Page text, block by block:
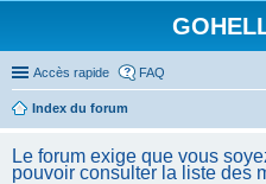
Accès rapide FAQ
Index du forum
Le forum exige que vous
pouvoir consulter la liste des